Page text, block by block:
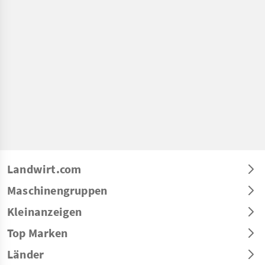
Landwirt.com
Maschinengruppen
Kleinanzeigen
Top Marken
Länder